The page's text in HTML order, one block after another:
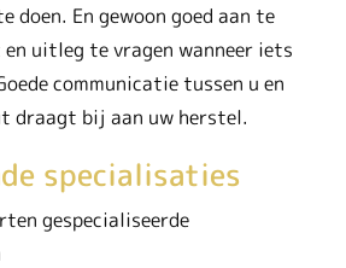
doen. En gewoon goed aan te
uitleg te vragen wanneer iets
communicatie tussen u en
draagt bij aan uw herstel.
specialisaties
gespecialiseerde